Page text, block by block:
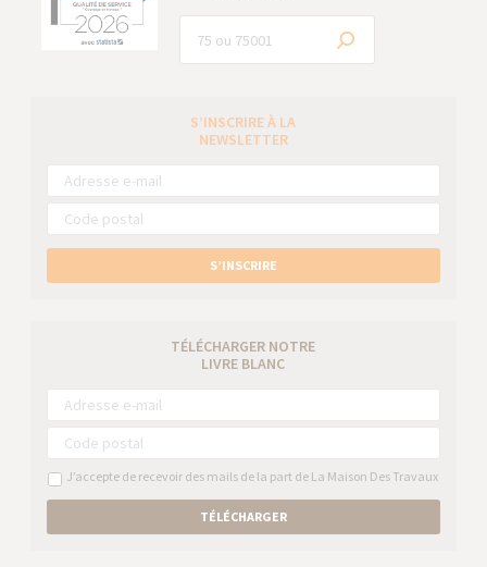
S’INSCRIRE À LA
NEWSLETTER
S’INSCRIRE
TÉLÉCHARGER NOTRE
LIVRE BLANC
J’accepte de recevoir des mails de la part de La Maison Des Travaux
TÉLÉCHARGER